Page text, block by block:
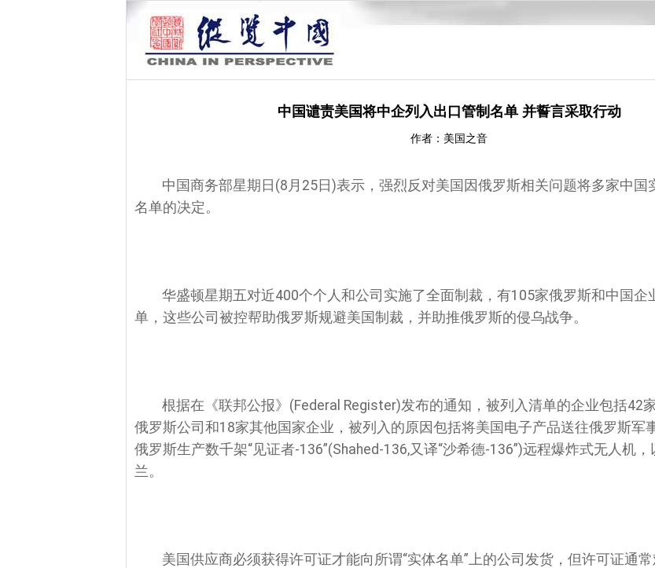
中国谴责美国将中企列入出口管制名单 并誓言采取行动
作者：美国之音
中国商务部星期日(8月25日)表示，强烈反对美国因俄罗斯相关问题将多家中国
名单的决定。
华盛顿星期五对近400个个人和公司实施了全面制裁，有105家俄罗斯和中国企
单，这些公司被控帮助俄罗斯规避美国制裁，并助推俄罗斯的侵乌战争。
根据在《联邦公报》(Federal Register)发布的通知，被列入清单的企业包括42
俄罗斯公司和18家其他国家企业，被列入的原因包括将美国电子产品送往俄罗斯军
俄罗斯生产数千架“见证者-136”(Shahed-136,又译“沙希德-136”)远程爆炸式无人机
兰。
美国供应商必须获得许可证才能向所谓“实体名单”上的公司发货，但许可证通常